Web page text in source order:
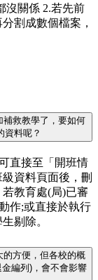
沒關係 2.若先前
割成數個檔案，
救教學了，要如何
資料呢？
直接至「開班情
資料頁面後，刪
教育處(局)已審
作;或直接於執行
剔除。
方便，但各校的概
編列)，會不會影響